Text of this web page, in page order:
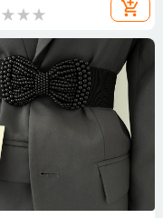
μοντέρνα, αυτόματη ζώνη
add_shopping_cart